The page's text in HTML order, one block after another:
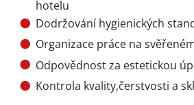
hotelu
Dodržování hygienických
Organizace práce na
Odpovědnost za estetickou
Kontrola kvality,čerstvosti a